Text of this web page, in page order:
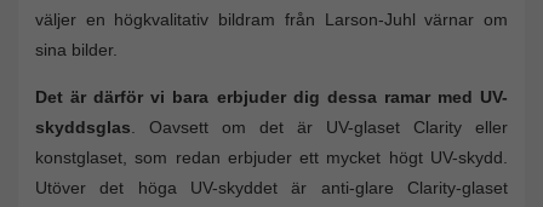
väljer en högkvalitativ bildram från Larson-Juhl värnar om
sina bilder.
Det är därför vi bara erbjuder dig dessa ramar med UV-
skyddsglas . Oavsett om det är UV-glaset Clarity eller
konstglaset, som redan erbjuder ett mycket högt UV-skydd.
Utöver det höga UV-skyddet är anti-glare Clarity-glaset